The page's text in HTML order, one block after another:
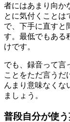
者にはあまり向か
とに気付くことは
で、下手に直すと
す。最低でもある
けです。
でも、録音って言
ことをただ言うだ
んまり意味なくな
ましょう。
普段自分が使